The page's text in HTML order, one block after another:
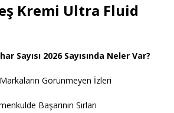
Kremi Ultra Fluid
Sayısı 2026 Sayısında Neler Var?
Görünmeyen İzleri
Başarının Sırları